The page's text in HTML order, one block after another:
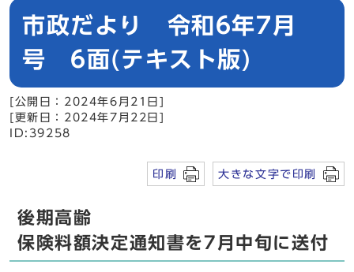
市政だより 令和6年7月
号 6面(テキスト版)
[公開日：2024年6月21日]
[更新日：2024年7月22日]
ID:39258
印刷 大きな文字で印刷
後期高齢
保険料額決定通知書を7月中旬に送付